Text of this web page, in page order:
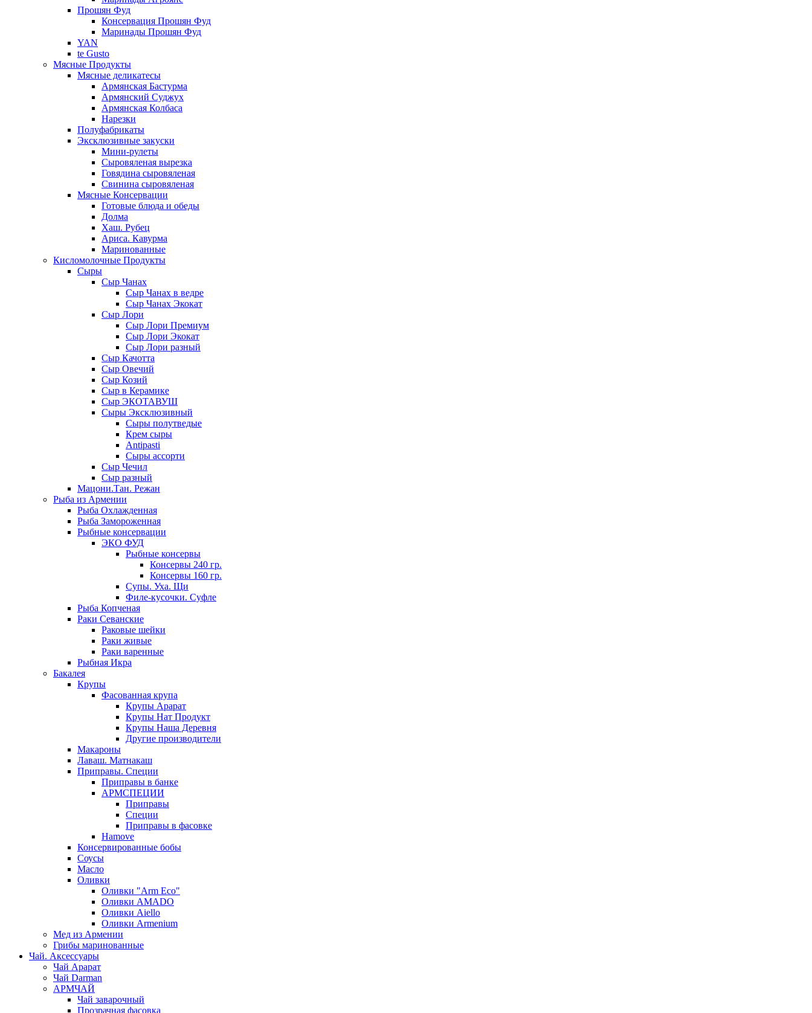
Прошян Фуд
Консервация Прошян Фуд
Маринады Прошян Фуд
YAN
te Gusto
Мясные Продукты
Мясные деликатесы
Армянская Бастурма
Армянский Суджух
Армянская Колбаса
Нарезки
Полуфабрикаты
Эксклюзивные закуски
Мини-рулеты
Сыровяленая вырезка
Говядина сыровяленая
Свинина сыровяленая
Мясные Консервации
Готовые блюда и обеды
Долма
Хаш. Рубец
Ариса. Кавурма
Маринованные
Кисломолочные Продукты
Сыры
Сыр Чанах
Сыр Чанах в ведре
Сыр Чанах Экокат
Сыр Лори
Сыр Лори Премиум
Сыр Лори Экокат
Сыр Лори разный
Сыр Качотта
Сыр Овечий
Сыр Козий
Сыр в Керамике
Сыр ЭКОТАВУШ
Сыры Эксклюзивный
Сыры полутведые
Крем сыры
Antipasti
Сыры ассорти
Сыр Чечил
Сыр разный
Мацони.Тан. Режан
Рыба из Армении
Рыба Охлажденная
Рыба Замороженная
Рыбные консервации
ЭКО ФУД
Рыбные консервы
Консервы 240 гр.
Консервы 160 гр.
Супы. Уха. Щи
Филе-кусочки. Суфле
Рыба Копченая
Раки Севанские
Раковые шейки
Раки живые
Раки варенные
Рыбная Икра
Бакалея
Крупы
Фасованная крупа
Крупы Арарат
Крупы Нат Продукт
Крупы Наша Деревня
Другие производители
Макароны
Лаваш. Матнакаш
Приправы. Специи
Приправы в банке
АРМСПЕЦИИ
Приправы
Специи
Приправы в фасовке
Hamove
Консервированные бобы
Соусы
Масло
Оливки
Оливки "Arm Eco"
Оливки AMADO
Оливки Aiello
Оливки Armenium
Мед из Армении
Грибы маринованные
Чай. Аксессуары
Чай Арарат
Чай Darman
АРМЧАЙ
Чай заварочный
Прозрачная фасовка